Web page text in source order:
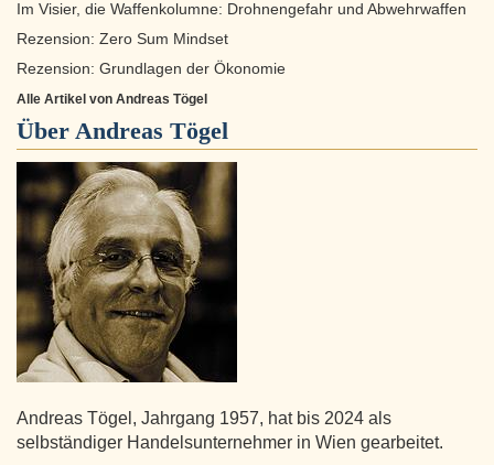
Im Visier, die Waffenkolumne: Drohnengefahr und Abwehrwaffen
Rezension: Zero Sum Mindset
Rezension: Grundlagen der Ökonomie
Alle Artikel von Andreas Tögel
Über Andreas Tögel
Andreas Tögel, Jahrgang 1957, hat bis 2024 als
selbständiger Handelsunternehmer in Wien gearbeitet.